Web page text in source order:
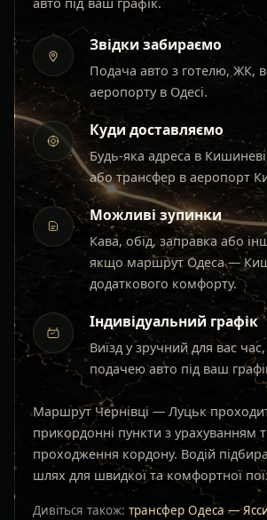
Звідки забираємо
Подача авто з готелю, ЖК,
аеропорту в Одесі.
Куди доставляємо
Будь-яка адреса в
або трансфер в аеропорт
Можливі зупинки
Кава, обід, заправка або
якщо маршрут Одеса —
додаткового комфорту.
Індивідуальний графік
Виїзд у зручний для вас
подачею авто під ваш
Маршрут Чернівці — Луцьк
прикордонні пункти з урахуванням
проходження кордону. Водій
шлях для швидкої та комфортної
Дивіться також: трансфер Одеса —